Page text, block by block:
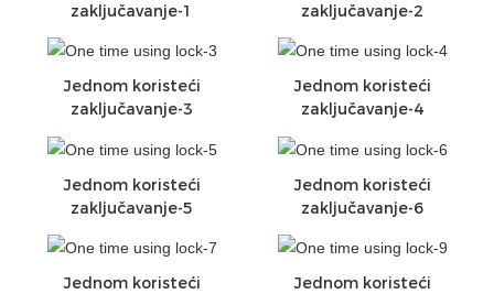
zaključavanje-1 zaključavanje-2
Jednom koristeći
zaključavanje-3
Jednom koristeći
zaključavanje-4
Jednom koristeći
zaključavanje-5
Jednom koristeći
zaključavanje-6
Jednom koristeći
Jednom koristeći